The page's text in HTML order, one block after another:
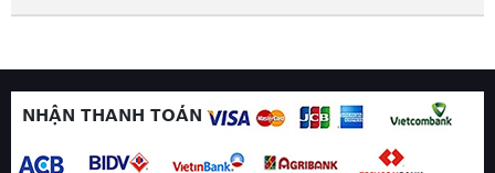
NHẬN THANH TOÁN